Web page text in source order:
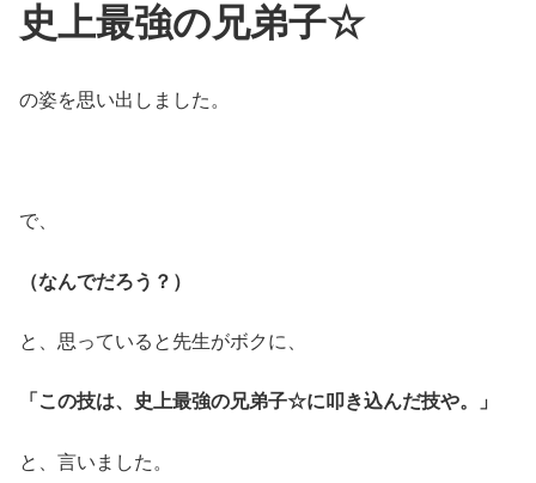
史上最強の兄弟子☆
の姿を思い出しました。
で、
（なんでだろう？）
と、思っていると先生がボクに、
「この技は、史上最強の兄弟子☆に叩き込んだ技や。」
と、言いました。